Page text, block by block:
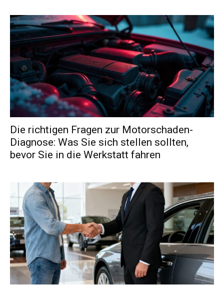
Die richtigen Fragen zur Motorschaden-
Diagnose: Was Sie sich stellen sollten,
bevor Sie in die Werkstatt fahren